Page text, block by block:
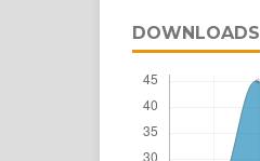
DOWNLOADS